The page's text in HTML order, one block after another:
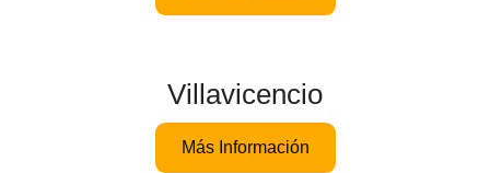
Villavicencio
Más Información